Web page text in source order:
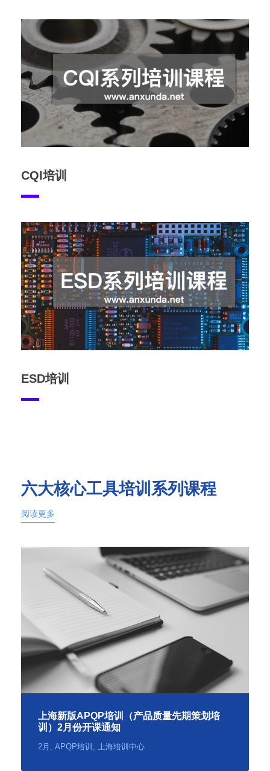
CQI培训
ESD培训
六大核心工具培训系列课程
阅读更多
上海新版APQP培训（产品质量先期策划培
训）2月份开课通知
2月 APQP培训 上海培训中心